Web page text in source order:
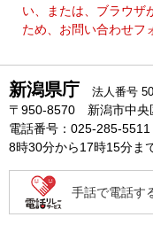
い、または、ブラウザ
ため、お問い合わせフ
新潟県庁 法人番号
〒950-8570 新潟市中央
電話番号：025-285-5511
8時30分から17時15分ま
手話で電話す